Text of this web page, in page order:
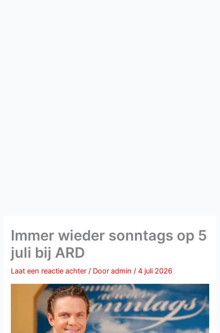
Immer wieder sonntags op 5
juli bij ARD
Laat een reactie achter / Dooradmin/4 juli 2026